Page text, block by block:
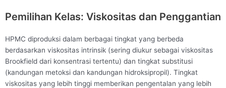
Pemilihan Kelas: Viskositas dan Penggantian
HPMC diproduksi dalam berbagai tingkat yang berbeda
berdasarkan viskositas intrinsik (sering diukur sebagai viskositas
Brookfield dari konsentrasi tertentu) dan tingkat substitusi
(kandungan metoksi dan kandungan hidroksipropil). Tingkat
viskositas yang lebih tinggi memberikan pengentalan yang lebih